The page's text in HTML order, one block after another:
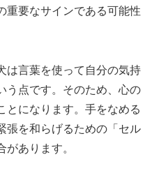
重要なサインである可能性
は言葉を使って自分の気持
う点です。そのため、心の
とになります。手をなめる
張を和らげるための「セル
あります。